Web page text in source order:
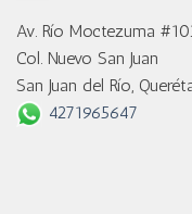
Av. Río Moctezuma
Col. Nuevo San Juan
San Juan del Río,
4271965647